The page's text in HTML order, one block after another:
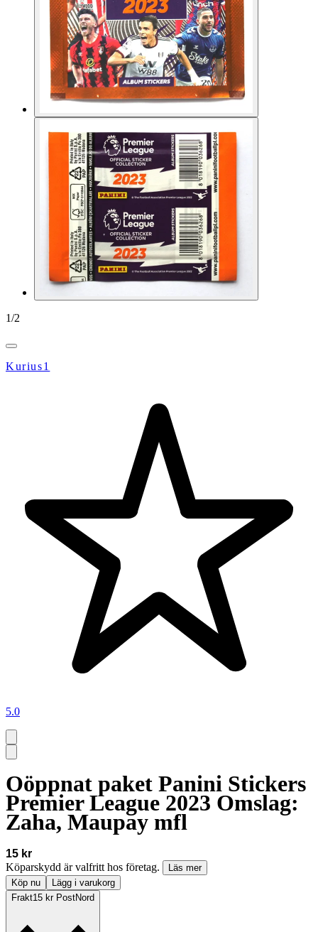
1/2
Kurius1
5.0
Oöppnat paket Panini Stickers
Premier League 2023 Omslag:
Zaha, Maupay mfl
15 kr
Köparskydd är valfritt hos företag.
Läs mer
Köp nu
Lägg i varukorg
Frakt15 kr PostNord